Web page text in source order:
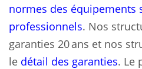
normes des équipements
professionnels. Nos
garanties 20 ans et nos
le détail des garanties. Le